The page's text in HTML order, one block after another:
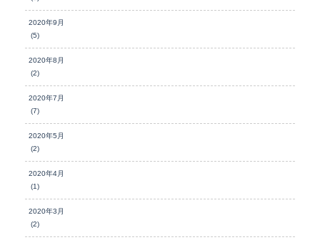
2020年9月
(5)
2020年8月
(2)
2020年7月
(7)
2020年5月
(2)
2020年4月
(1)
2020年3月
(2)